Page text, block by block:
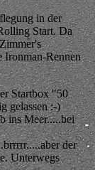
in der
Start. Da
Ironman-Rennen
Startbox "50
gelassen :-)
ins Meer.....bei
der
Unterwegs